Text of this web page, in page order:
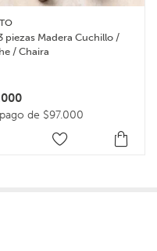
piezas Madera Cuchillo /
/ Chaira
de $97.000